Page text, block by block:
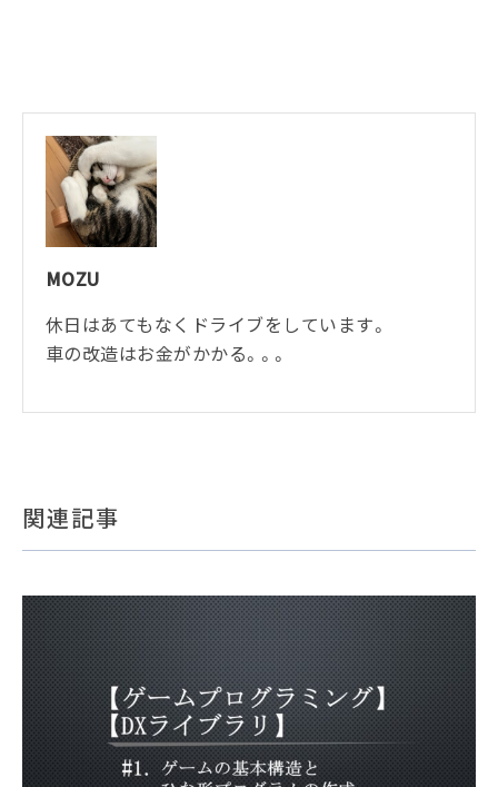
MOZU
休日はあてもなくドライブをしています。
車の改造はお金がかかる。。。
関連記事